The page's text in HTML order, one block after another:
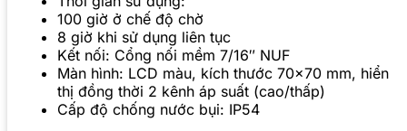
100 giờ ở chế độ chờ
8 giờ khi sử dụng liên tục
Kết nối: Cổng nối mềm 7/16″ NUF
Màn hình: LCD màu, kích thước 70×70 mm, hiển
thị đồng thời 2 kênh áp suất (cao/thấp)
Cấp độ chống nước bụi: IP54